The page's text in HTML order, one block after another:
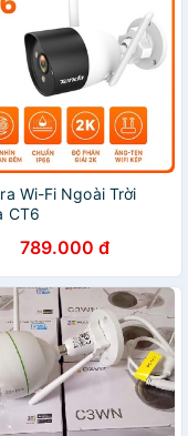
Wi-Fi Ngoài Trời
CT6
789.000 đ